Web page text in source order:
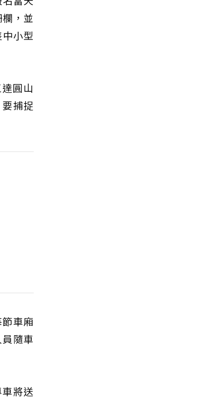
，並
小型
圓山
捕捉
車廂
隨車
將送